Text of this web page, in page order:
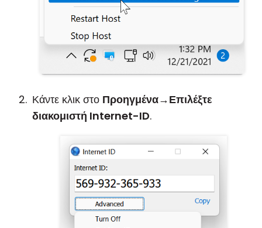
Κάντε κλικ στο Προηγμένα→Επιλέξτε
διακομιστή Internet-ID.